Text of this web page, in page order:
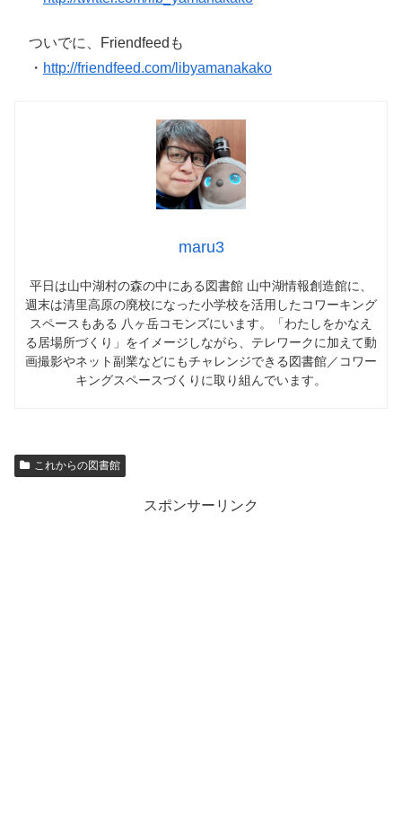
ついでに、Friendfeedも
・ http://friendfeed.com/libyamanakako
maru3
平日は山中湖村の森の中にある図書館 山中湖情報創造館に、
週末は清里高原の廃校になった小学校を活用したコワーキング
スペースもある 八ヶ岳コモンズにいます。「わたしをかなえ
る居場所づくり」をイメージしながら、テレワークに加えて動
画撮影やネット副業などにもチャレンジできる図書館／コワー
キングスペースづくりに取り組んでいます。
これからの図書館
スポンサーリンク